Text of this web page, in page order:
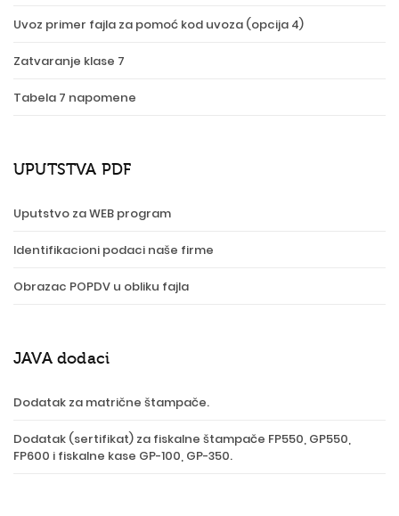
Uvoz primer fajla za pomoć kod uvoza (opcija 4)
Zatvaranje klase 7
Tabela 7 napomene
UPUTSTVA PDF
Uputstvo za WEB program
Identifikacioni podaci naše firme
Obrazac POPDV u obliku fajla
JAVA dodaci
Dodatak za matrične štampače.
Dodatak (sertifikat) za fiskalne štampače FP550, GP550,
FP600 i fiskalne kase GP-100, GP-350.